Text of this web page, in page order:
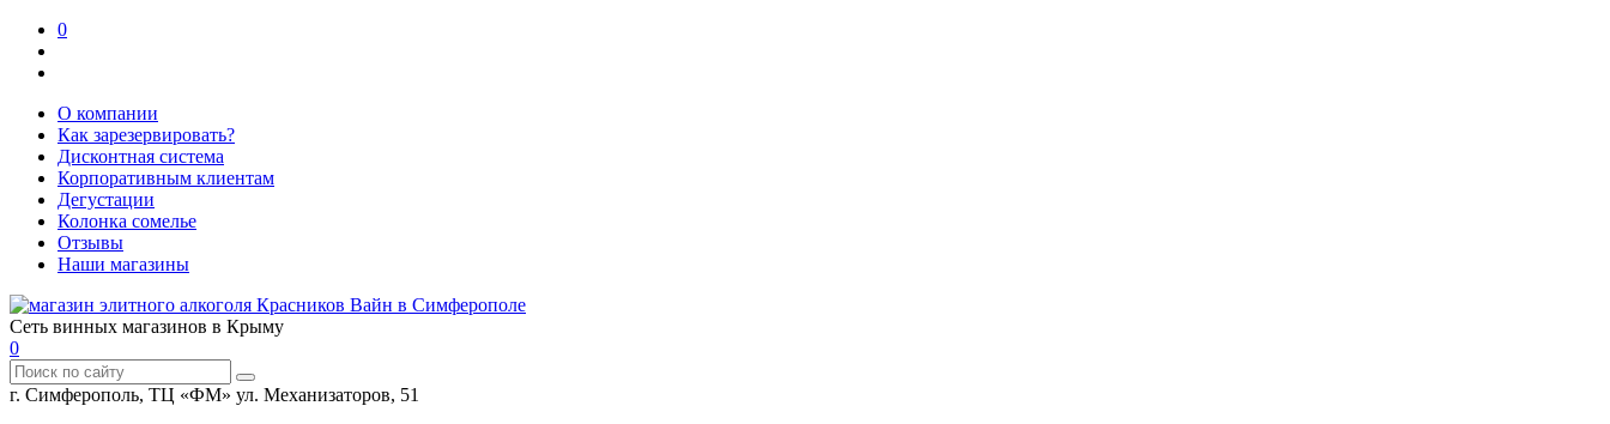
0
О компании
Как зарезервировать?
Дисконтная система
Корпоративным клиентам
Дегустации
Колонка сомелье
Отзывы
Наши магазины
Сеть винных магазинов в Крыму
0
г. Симферополь, ТЦ «ФМ» ул. Механизаторов, 51